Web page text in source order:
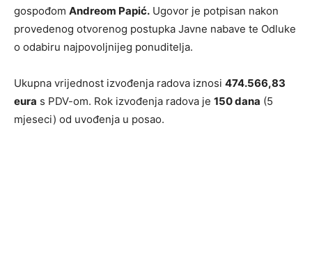
gospođom Andreom Papić. Ugovor je potpisan nakon
provedenog otvorenog postupka Javne nabave te Odluke
o odabiru najpovoljnijeg ponuditelja.
Ukupna vrijednost izvođenja radova iznosi 474.566,83
eura s PDV-om. Rok izvođenja radova je 150 dana (5
mjeseci) od uvođenja u posao.